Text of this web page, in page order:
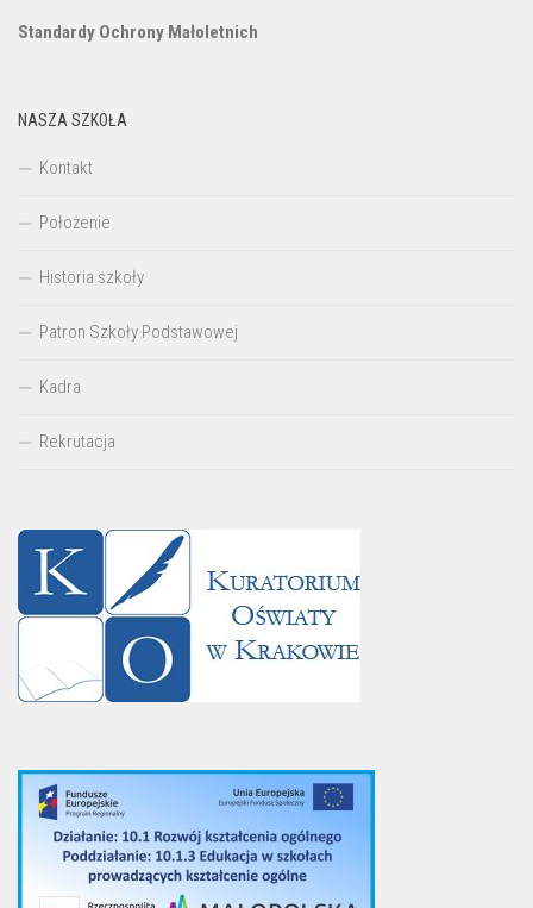
Standardy Ochrony Małoletnich
NASZA SZKOŁA
Kontakt
Położenie
Historia szkoły
Patron Szkoły Podstawowej
Kadra
Rekrutacja